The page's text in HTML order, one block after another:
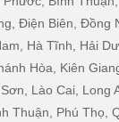
Điện Biên, Đồng
Hà Tĩnh, Hải
Hòa, Kiên
Lào Cai, Long
Thuận, Phú Thọ,